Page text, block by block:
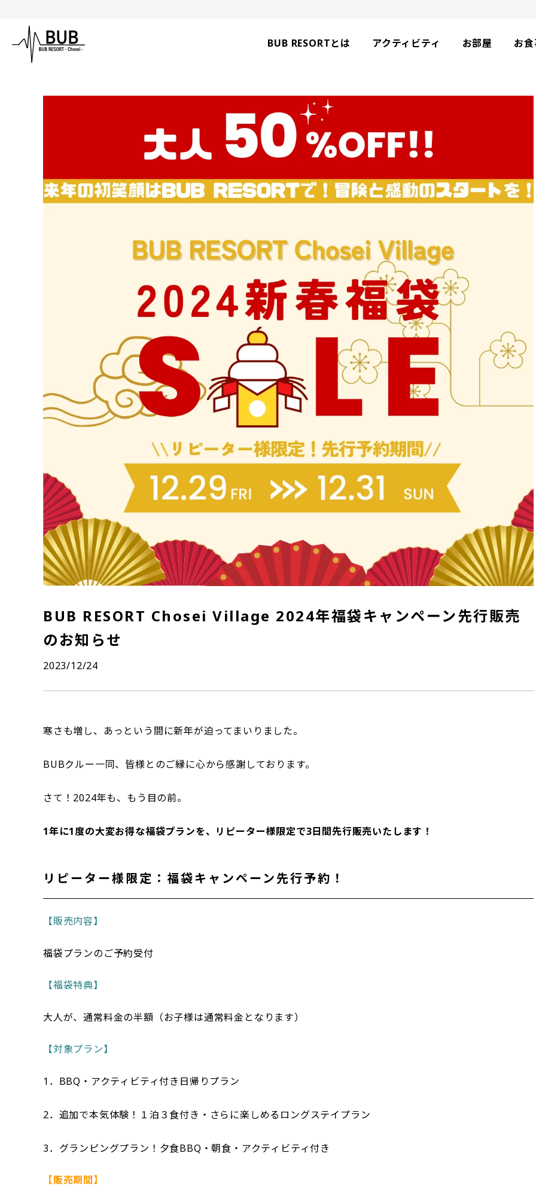
BUB RESORTとは アクティビティ お部屋 お
BUB RESORT Chosei Village 2024年福袋キャンペーン先行販売
のお知らせ
2023/12/24
寒さも増し、あっという間に新年が迫ってまいりました。
BUBクルー一同、皆様とのご縁に心から感謝しております。
さて！2024年も、もう目の前。
1年に1度の大変お得な福袋プランを、リピーター様限定で3日間先行販売いたします！
リピーター様限定：福袋キャンペーン先行予約！
【販売内容】
福袋プランのご予約受付
【福袋特典】
大人が、通常料金の半額（お子様は通常料金となります）
【対象プラン】
1．BBQ・アクティビティ付き日帰りプラン
2．追加で本気体験！１泊３食付き・さらに楽しめるロングステイプラン
3．グランピングプラン！夕食BBQ・朝食・アクティビティ付き
【販売期間】